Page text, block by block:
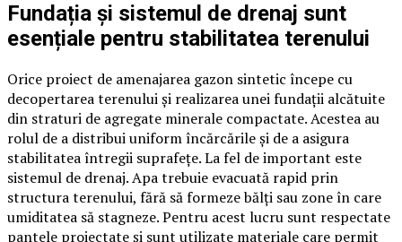
Fundația și sistemul de drenaj sunt
esențiale pentru stabilitatea terenului
Orice proiect de amenajarea gazon sintetic începe cu
decopertarea terenului și realizarea unei fundații alcătuite
din straturi de agregate minerale compactate. Acestea au
rolul de a distribui uniform încărcările și de a asigura
stabilitatea întregii suprafețe. La fel de important este
sistemul de drenaj. Apa trebuie evacuată rapid prin
structura terenului, fără să formeze bălți sau zone în care
umiditatea să stagneze. Pentru acest lucru sunt respectate
pantele proiectate și sunt utilizate materiale care permit